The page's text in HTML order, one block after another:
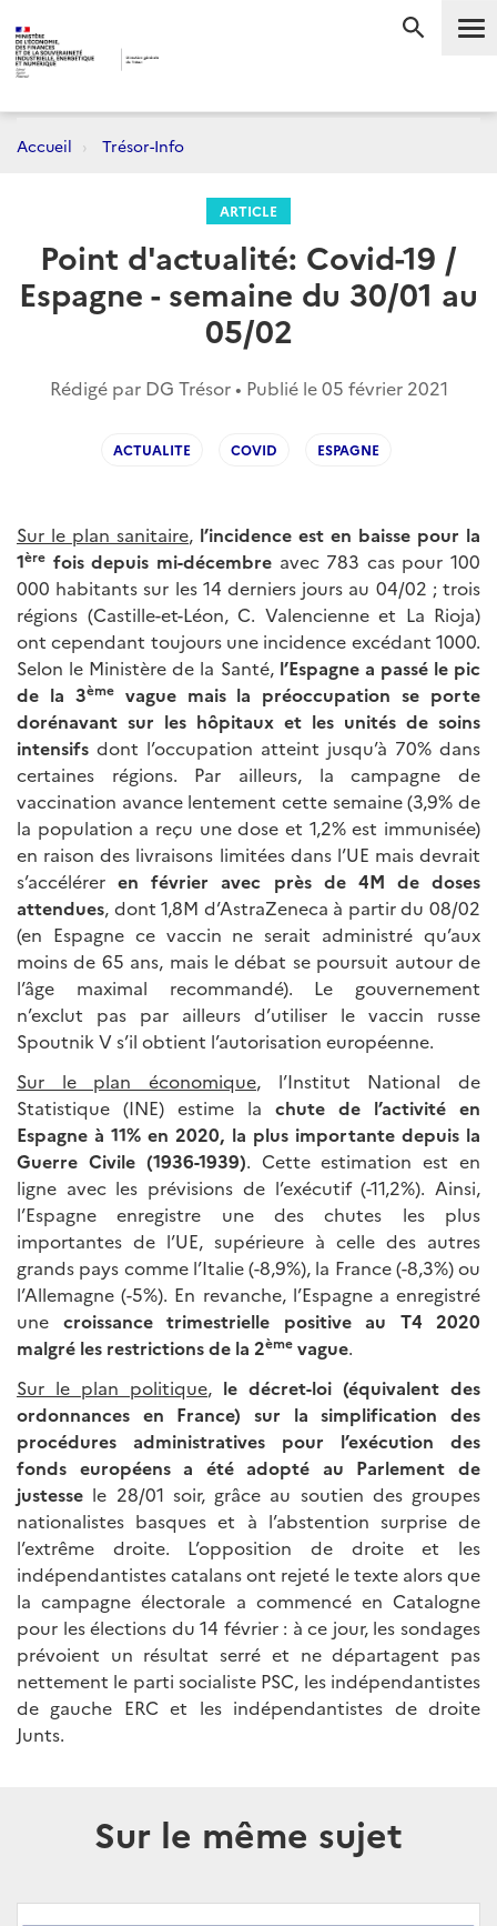
Accueil Trésor-Info
ARTICLE
Point d'actualité: Covid-19 /
Espagne - semaine du 30/01 au
05/02
Rédigé par DG Trésor • Publié le05 février 2021
ACTUALITE COVID ESPAGNE
Sur le plan sanitaire, l’incidence est en baisse pour la
1ère fois depuis mi-décembreavec 783 cas pour 100
000 habitants sur les 14 derniers jours au 04/02 ; trois
régions (Castille-et-Léon, C. Valencienne et La Rioja)
ont cependant toujours une incidence excédant 1000.
Selon le Ministère de la Santé, l’Espagne a passé le pic
de la 3èmevague mais la préoccupation se porte
dorénavant sur les hôpitaux et les unités de soins
intensifs dont l’occupation atteint jusqu’à 70% dans
certaines régions. Par ailleurs, la campagne de
vaccination avance lentement cette semaine (3,9% de
la population a reçu une dose et 1,2% est immunisée)
en raison des livraisons limitées dans l’UE mais devrait
s’accéléreren février avec près de 4M de doses
attendues, dont 1,8M d’AstraZeneca à partir du 08/02
(en Espagne ce vaccin ne serait administré qu’aux
moins de 65 ans, mais le débat se poursuit autour de
l’âge maximal recommandé). Le gouvernement
n’exclut pas par ailleurs d’utiliser le vaccin russe
Spoutnik V s’il obtient l’autorisation européenne.
Sur le plan économique, l’Institut National de
Statistique (INE) estime la chute de l’activité en
Espagne à 11% en 2020, la plus importante depuis la
Guerre Civile (1936-1939). Cette estimation est en
ligne avec les prévisions de l’exécutif (-11,2%). Ainsi,
l’Espagne enregistre une des chutes les plus
importantes de l’UE, supérieure à celle des autres
grands pays comme l’Italie (-8,9%), la France (-8,3%) ou
l’Allemagne (-5%). En revanche, l’Espagne a enregistré
une croissance trimestrielle positive au T4 2020
malgré les restrictions de la 2ème vague.
Sur le plan politique, le décret-loi (équivalent des
ordonnances en France) sur la simplification des
procédures administratives pour l’exécution des
fonds européens a été adopté au Parlement de
justesse le 28/01 soir, grâce au soutien des groupes
nationalistes basques et à l’abstention surprise de
l’extrême droite. L’opposition de droite et les
indépendantistes catalans ont rejeté le texte alors que
la campagne électorale a commencé en Catalogne
pour les élections du 14 février : à ce jour, les sondages
prévoient un résultat serré et ne départagent pas
nettement le parti socialiste PSC, les indépendantistes
de gauche ERC et les indépendantistes de droite
Junts.
Sur le même sujet